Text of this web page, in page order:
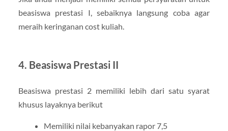
beasiswa prestasi I, sebaiknya langsung coba agar
meraih keringanan cost kuliah.
4. Beasiswa Prestasi II
Beasiswa prestasi 2 memiliki lebih dari satu syarat
khusus layaknya berikut
Memiliki nilai kebanyakan rapor 7,5